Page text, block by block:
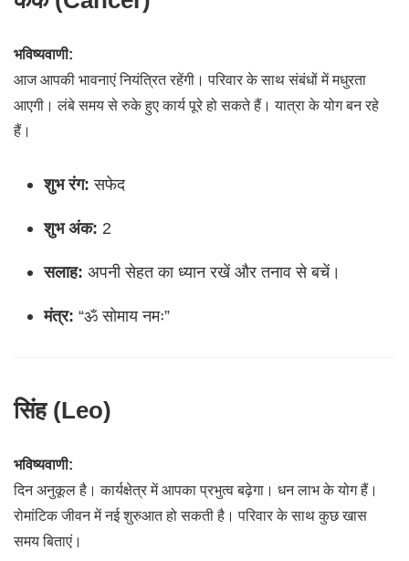
भविष्यवाणी:
आज आपकी भावनाएं नियंत्रित रहेंगी। परिवार के साथ संबंधों में मधुरता
आएगी। लंबे समय से रुके हुए कार्य पूरे हो सकते हैं। यात्रा के योग बन रहे
हैं।
शुभ रंग: सफेद
शुभ अंक: 2
सलाह: अपनी सेहत का ध्यान रखें और तनाव से बचें।
मंत्र: “ॐ सोमाय नमः”
सिंह (Leo)
भविष्यवाणी:
दिन अनुकूल है। कार्यक्षेत्र में आपका प्रभुत्व बढ़ेगा। धन लाभ के योग हैं।
रोमांटिक जीवन में नई शुरुआत हो सकती है। परिवार के साथ कुछ खास
समय बिताएं।